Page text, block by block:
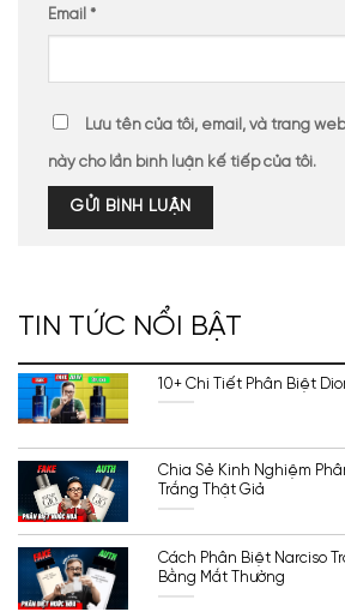
Email *
Lưu tên của tôi, email, và trang
này cho lần bình luận kế tiếp của tôi.
TIN TỨC NỔI BẬT
10+ Chi Tiết Phân Biệt
Chia Sẻ Kinh Nghiệm
Trắng Thật Giả
Cách Phân Biệt Narciso
Bằng Mắt Thường